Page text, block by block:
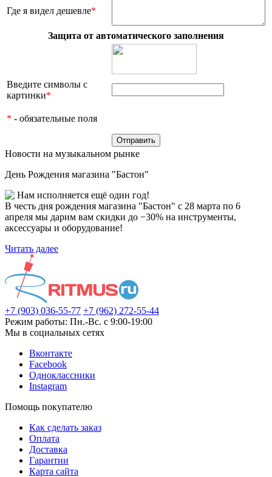
Где я видел дешевле*
Защита от автоматического заполнения
Введите символы с
картинки*
* - обязательные поля
Новости на музыкальном рынке
День Рождения магазина "Бастон"
Нам исполняется ещё один год!
В честь дня рождения магазина "Бастон" с 28 марта по 6
апреля мы дарим вам скидки до −30% на инструменты,
аксессуары и оборудование!
Читать далее
+7 (903) 036-55-77 +7 (962) 272-55-44
Режим работы: Пн.-Вс. с 9:00-19:00
Мы в социальных сетях
Вконтакте
Facebook
Одноклассники
Instagram
Помощь покупателю
Как сделать заказ
Оплата
Доставка
Гарантии
Карта сайта